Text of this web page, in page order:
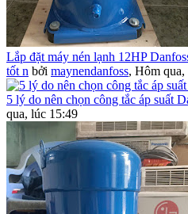
Lắp đặt máy nén lạnh 12HP
tốt n bởi maynendanfoss, Hôm qua,
5 lý do nên chọn công tắc áp suất
qua, lúc 15:49